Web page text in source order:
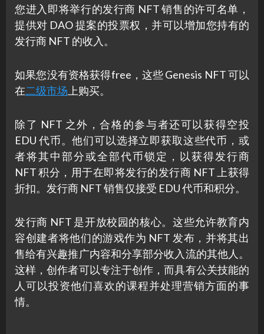
您进入即将举行的发行商 NFT 销售的许可名单，
提供对 DAO 提案的投票权，并可以增加您持有的
发行商 NFT 的收入。
如果您没有资格获得free，这些 Genesis NFT 可以
在二级市场 上购买。
除了 NFT 之外，合格的参与者还可以获得空投
EDU 代币。他们可以选择立即获取这些代币，或
者将其中部分或全部代币锁定，以获得发行商
NFT 积分，用于在即将发行的发行商 NFT 上获得
折扣。发行商 NFT 销售仅接受 EDU 代币和积分。
发行商 NFT 是开放校园的核心。这些允许教育内
容创建者将他们的游戏作为 NFT 发布，并将其出
售给有兴趣推广内容和分享部分收入流的其他人。
这样，创作者可以专注于创作，而具有公关技能的
人可以投资他们喜欢的课程并处理营销方面的事
情。